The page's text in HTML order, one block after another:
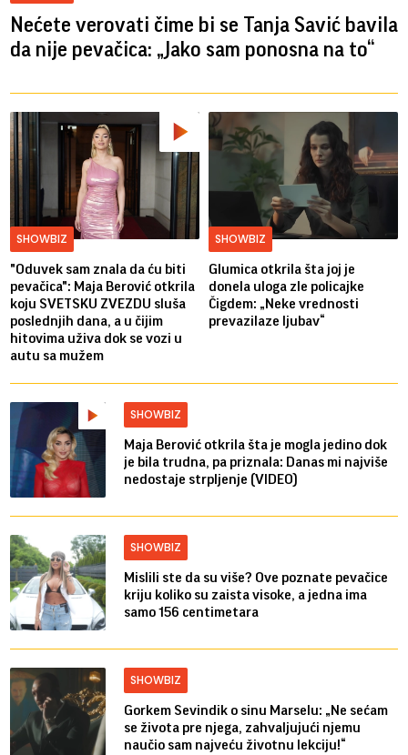
Nećete verovati čime bi se Tanja Savić bavila
da nije pevačica: „Jako sam ponosna na to“
SHOWBIZ
"Oduvek sam znala da ću biti
pevačica": Maja Berović otkrila
koju SVETSKU ZVEZDU sluša
poslednjih dana, a u čijim
hitovima uživa dok se vozi u
autu sa mužem
SHOWBIZ
Glumica otkrila šta joj je
donela uloga zle policajke
Čigdem: „Neke vrednosti
prevazilaze ljubav“
SHOWBIZ
Maja Berović otkrila šta je mogla jedino dok
je bila trudna, pa priznala: Danas mi najviše
nedostaje strpljenje (VIDEO)
SHOWBIZ
Mislili ste da su više? Ove poznate pevačice
kriju koliko su zaista visoke, a jedna ima
samo 156 centimetara
SHOWBIZ
Gorkem Sevindik o sinu Marselu: „Ne sećam
se života pre njega, zahvaljujući njemu
naučio sam najveću životnu lekciju!“